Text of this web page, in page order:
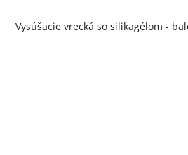
Vysúšacie vrecká so silikagélom -